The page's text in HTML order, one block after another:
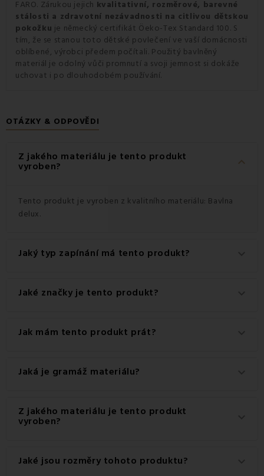
FARO. Zárukou jejich kvalitativní, rozměrové, barevné
stálosti a zdravotní nezávadnosti na citlivou dětskou
pokožku je německý certifikát Öeko-Tex Standard 100. S
tím, že se stanou toto dětské povlečení ve vaší domácnosti
oblíbené, výrobci předem počítali. Použitý bavlněný
materiál je odolný vůči promnutí a svoji jemnost si dokáže
uchovat i po dlouhodobém používání.
OTÁZKY & ODPOVĚDI
Z jakého materiálu je tento produkt
vyroben? keyboard_arrow_down
Tento produkt je vyroben z kvalitního materiálu: Bavlna
delux.
Jaký typ zapínání má tento produkt?
Tento produkt má praktické zapínání na Zip.
Jaké značky je tento produkt?
Jedná se o autentický produkt značky FARO.
Jak mám tento produkt prát?
Pro dosažení nejlepších výsledků doporučujeme tento
produkt prát na 40 °C.
Jaká je gramáž materiálu?
Gramáž materiálu použitého pro tento produkt je 140
g/m2.
Z jakého materiálu je tento produkt
vyroben?
Tento produkt je vyroben z kvalitního materiálu: 100%
Bavlna.
Jaké jsou rozměry tohoto produktu?